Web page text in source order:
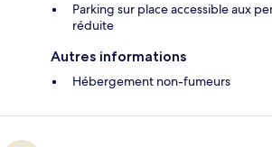
Parking sur place accessible aux
réduite
Autres informations
Hébergement non-fumeurs